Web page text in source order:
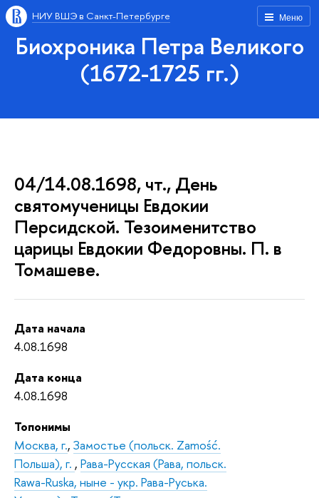
Меню
НИУ ВШЭ в Санкт-Петербурге
Биохроника Петра Великого
(1672-1725 гг.)
04/14.08.1698, чт., День
святомученицы Евдокии
Персидской. Тезоименитство
царицы Евдокии Федоровны. П. в
Томашеве.
Дата начала
4.08.1698
Дата конца
4.08.1698
Топонимы
Москва, г., Замостье (польск. Zamość.
Польша), г. , Рава-Русская (Рава, польск.
Rawa-Ruska, ныне - укр. Рава-Руська.